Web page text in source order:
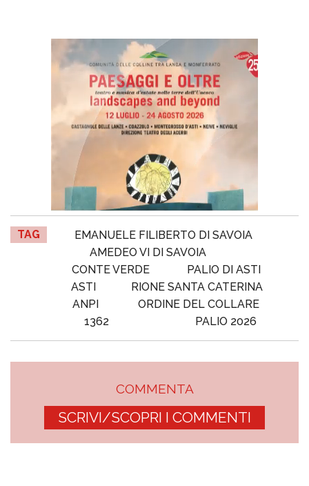
TAG
EMANUELE FILIBERTO DI SAVOIA
AMEDEO VI DI SAVOIA
CONTE VERDE
PALIO DI ASTI
ASTI
RIONE SANTA CATERINA
ANPI
ORDINE DEL COLLARE
1362
PALIO 2026
COMMENTA
SCRIVI/SCOPRI I COMMENTI